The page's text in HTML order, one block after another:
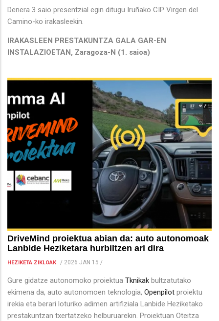
Denera 3 saio presentzial egin ditugu Iruñako CIP Virgen del
Camino-ko irakasleekin.
IRAKASLEEN PRESTAKUNTZA GALA GAR-EN
INSTALAZIOETAN, Zaragoza-N (1. saioa)
DriveMind proiektua abian da: auto autonomoak
Lanbide Heziketara hurbiltzen ari dira
HEZIKETA ZIKLOAK / 2026 JAN 15 /
Gure gidatze autonomoko proiektua Tknikak bultzatutako
ekimena da, auto autonomoen teknologia, Openpilot proiektu
irekia eta berari loturiko adimen artifiziala Lanbide Heziketako
prestakuntzan txertatzeko helburuarekin. Proiektuan Oteitza